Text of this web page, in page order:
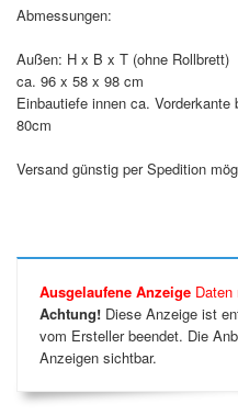
Abmessungen:
Außen: H x B x T (ohne Rollbrett)
ca. 96 x 58 x 98 cm
Einbautiefe innen ca.
80cm
Versand günstig per Spedition
Ausgelaufene Anzeige
Achtung! Diese Anzeige ist
vom Ersteller beendet. Die
Anzeigen sichtbar.